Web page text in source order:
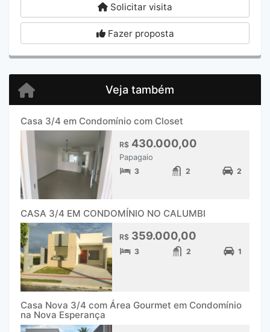
Solicitar visita
Fazer proposta
Veja também
Casa 3/4 em Condomínio com Closet
R$ 430.000,00
Papagaio
3 2 2
CASA 3/4 EM CONDOMÍNIO NO CALUMBI
R$ 359.000,00
3 2 1
Casa Nova 3/4 com Área Gourmet em Condomínio
na Nova Esperança